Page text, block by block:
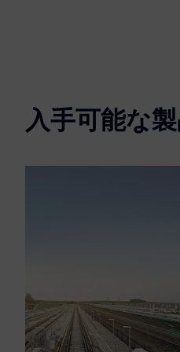
入手可能な